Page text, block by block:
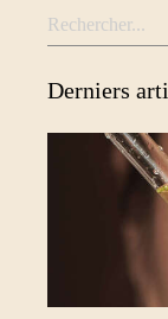
Rechercher
Derniers